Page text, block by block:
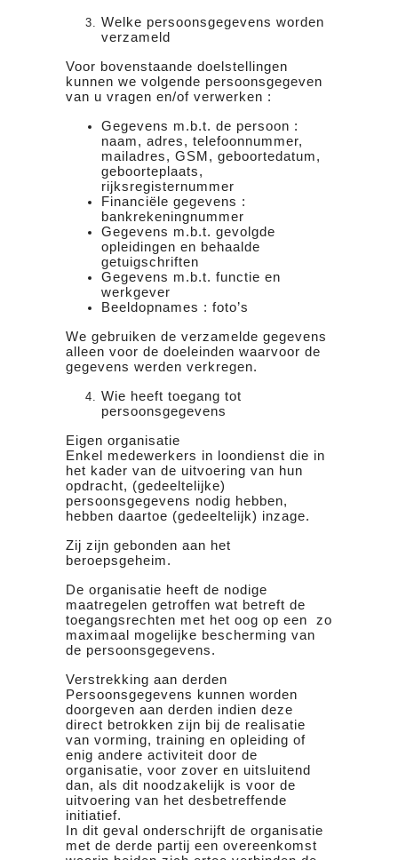
Welke persoonsgegevens worden
verzameld
Voor bovenstaande doelstellingen
kunnen we volgende persoonsgegeven
van u vragen en/of verwerken :
Gegevens m.b.t. de persoon :
naam, adres, telefoonnummer,
mailadres, GSM, geboortedatum,
geboorteplaats,
rijksregisternummer
Financiële gegevens :
bankrekeningnummer
Gegevens m.b.t. gevolgde
opleidingen en behaalde
getuigschriften
Gegevens m.b.t. functie en
werkgever
Beeldopnames : foto’s
We gebruiken de verzamelde gegevens
alleen voor de doeleinden waarvoor de
gegevens werden verkregen.
Wie heeft toegang tot
persoonsgegevens
Eigen organisatie
Enkel medewerkers in loondienst die in
het kader van de uitvoering van hun
opdracht, (gedeeltelijke)
persoonsgegevens nodig hebben,
hebben daartoe (gedeeltelijk) inzage.
Zij zijn gebonden aan het
beroepsgeheim.
De organisatie heeft de nodige
maatregelen getroffen wat betreft de
toegangsrechten met het oog op een zo
maximaal mogelijke bescherming van
de persoonsgegevens.
Verstrekking aan derden
Persoonsgegevens kunnen worden
doorgeven aan derden indien deze
direct betrokken zijn bij de realisatie
van vorming, training en opleiding of
enig andere activiteit door de
organisatie, voor zover en uitsluitend
dan, als dit noodzakelijk is voor de
uitvoering van het desbetreffende
initiatief.
In dit geval onderschrijft de organisatie
met de derde partij een overeenkomst